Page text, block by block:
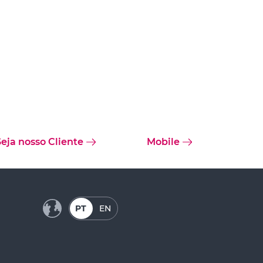
nosso Cliente Mobile
PT EN